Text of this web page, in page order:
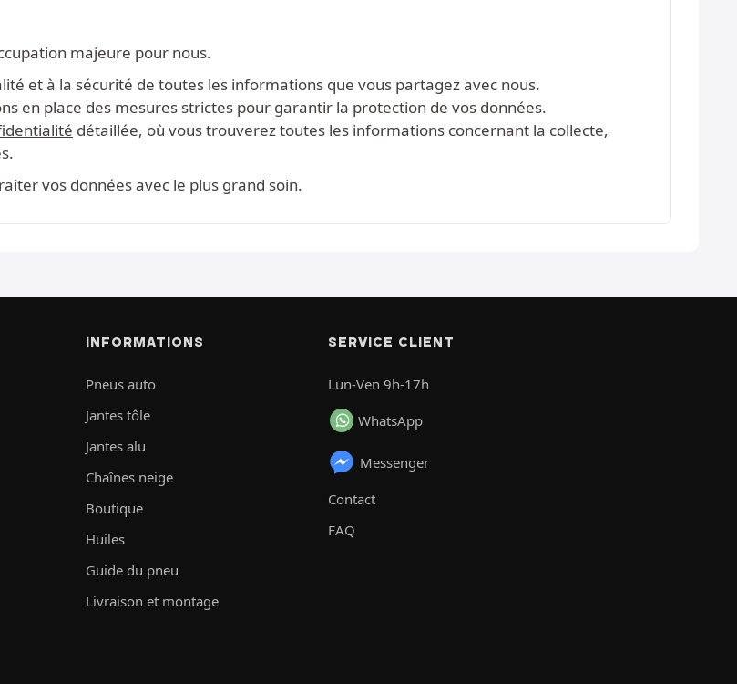
majeure pour nous.
et à la sécurité de toutes les informations que vous partagez avec nous.
en place des mesures strictes pour garantir la protection de vos données.
détaillée, où vous trouverez toutes les informations concernant la collecte,
vos données avec le plus grand soin.
INFORMATIONS
Pneus auto
Jantes tôle
Jantes alu
Chaînes neige
Boutique
Huiles
Guide du pneu
Livraison et montage
SERVICE CLIENT
Lun-Ven 9h-17h
WhatsApp
Messenger
Contact
FAQ